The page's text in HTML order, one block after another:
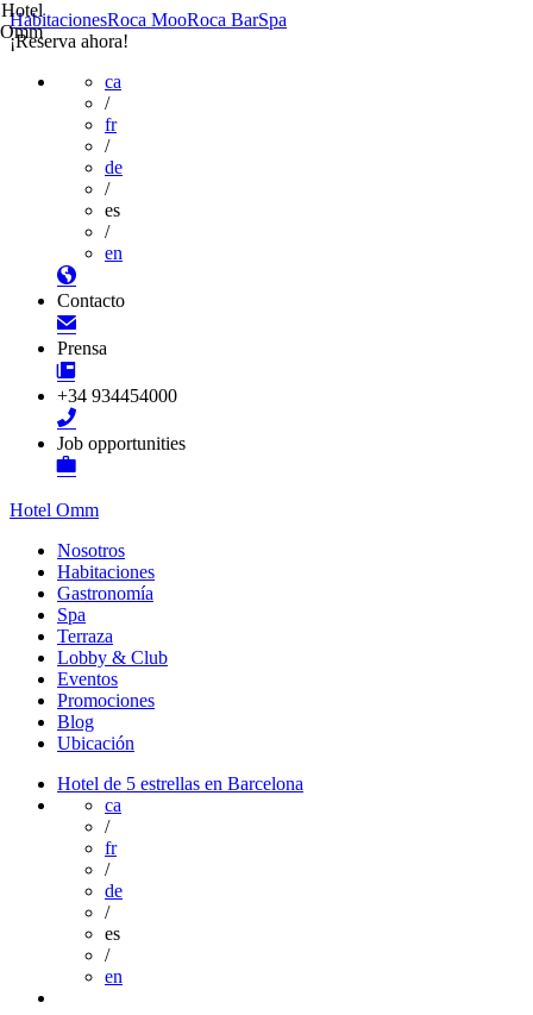
HabitacionesRoca MooRoca BarSpa
¡Reserva ahora!
ca
/
fr
/
de
/
es
/
en
Contacto
Prensa
+34 934454000
Job opportunities
Hotel Omm
Nosotros
Habitaciones
Gastronomía
Spa
Terraza
Lobby & Club
Eventos
Promociones
Blog
Ubicación
Hotel de 5 estrellas en Barcelona
ca
/
fr
/
de
/
es
/
en
Hotel
Omm